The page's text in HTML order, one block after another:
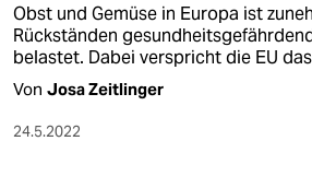
Obst und Gemüse in Europa ist
Rückständen
belastet. Dabei verspricht die EU
Von Josa Zeitlinger
24.5.2022